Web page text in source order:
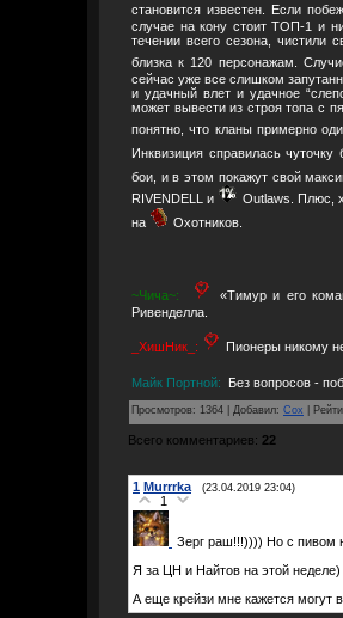
становится известен. Если
случае на кону стоит ТОП-1 и
течении всего сезона,
близка к 120 персонажам.
сейчас уже все слишком
и удачный влет и удачное
может вывести из строя топа с
понятно, что кланы примерно
Инквизиция справилась
бои, и в этом покажут свой
RIVENDELL и
Outlaws. Плюс,
на
Охотников.
~Чича~:
«Тимур и его
Ривенделла.
_ХишНик_: Пионеры никому
Майк Портной: Без вопросов -
Просмотров: 1364 Добавил: Cox
Всего комментариев: 22
1 Murrrka (23.04.2019 23:04)
1
Зерг раш!!!)))) Но с пивом
Я за ЦН и Найтов на этой неделе)
А еще крейзи мне кажется могут